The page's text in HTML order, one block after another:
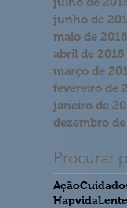
junho de
maio de 2018
abril de 2018
março de
fevereiro de
janeiro de
dezembro
Procurar
Ação
Hapvida